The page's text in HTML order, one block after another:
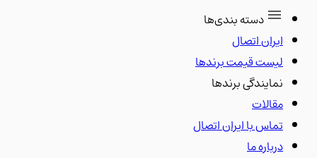
دسته بندی‌ها
ایران اتصال
لیست قیمت برندها
نمایندگی برندها
مقالات
تماس با ایران اتصال
درباره ما